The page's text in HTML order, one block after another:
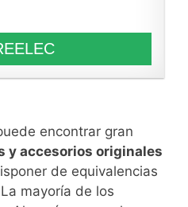
encontrar gran
y accesorios originales
de equivalencias
mayoría de los